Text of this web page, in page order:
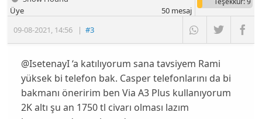
09-08-2021 14:56 |#3
Üye 50mesaj
@IsetenayI ‘a katılıyorum sana tavsiyem Rami
yüksek bi telefon bak. Casper telefonlarını da bi
bakmanı öneririm ben Via A3 Plus kullanıyorum
2K altı şu an 1750 tl civarı olması lazım